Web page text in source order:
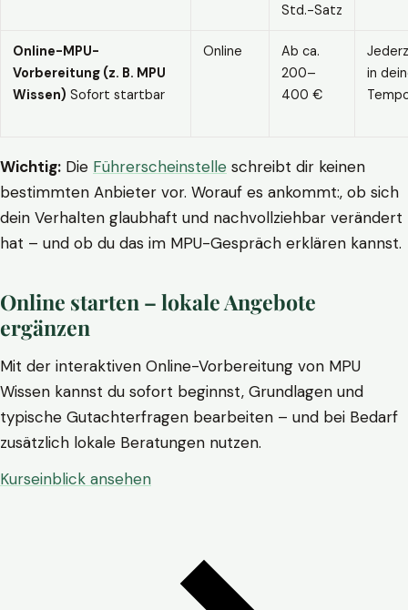
Std.-Satz
Online-MPU-
Vorbereitung (z. B. MPU
Wissen) Sofort startbar
Online
Ab ca.
200–
400 €
in
Wichtig: Die Führerscheinstelle schreibt dir keinen
bestimmten Anbieter vor. Worauf es ankommt:, ob sich
dein Verhalten glaubhaft und nachvollziehbar verändert
hat – und ob du das im MPU-Gespräch erklären kannst.
Online starten – lokale Angebote
ergänzen
Mit der interaktiven Online-Vorbereitung von MPU
Wissen kannst du sofort beginnst, Grundlagen und
typische Gutachterfragen bearbeiten – und bei Bedarf
zusätzlich lokale Beratungen nutzen.
Kurseinblick ansehen